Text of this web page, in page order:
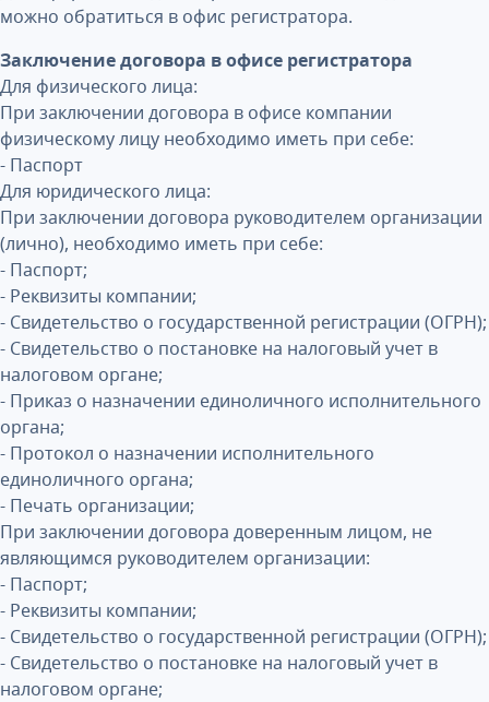
можно обратиться в офис регистратора.
Заключение договора в офисе регистратора
Для физического лица:
При заключении договора в офисе компании
физическому лицу необходимо иметь при себе:
- Паспорт
Для юридического лица:
При заключении договора руководителем организации
(лично), необходимо иметь при себе:
- Паспорт;
- Реквизиты компании;
- Свидетельство о государственной регистрации (ОГРН);
- Свидетельство о постановке на налоговый учет в
налоговом органе;
- Приказ о назначении единоличного исполнительного
органа;
- Протокол о назначении исполнительного
единоличного органа;
- Печать организации;
При заключении договора доверенным лицом, не
являющимся руководителем организации:
- Паспорт;
- Реквизиты компании;
- Свидетельство о государственной регистрации (ОГРН);
- Свидетельство о постановке на налоговый учет в
налоговом органе;